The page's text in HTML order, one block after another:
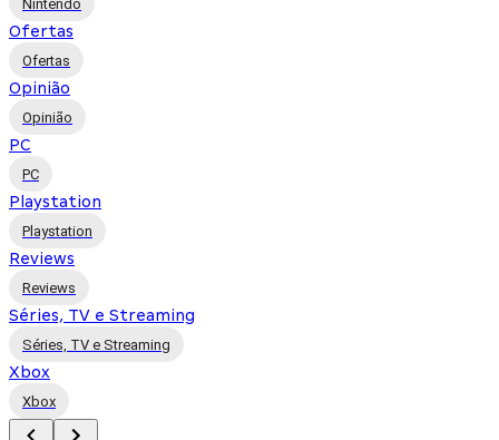
Nintendo
Ofertas
Ofertas
Opinião
Opinião
PC
PC
Playstation
Playstation
Reviews
Reviews
Séries, TV e Streaming
Séries, TV e Streaming
Xbox
Xbox